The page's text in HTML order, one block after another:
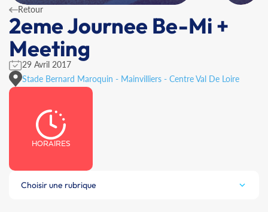
Retour
2eme Journee Be-Mi +
Meeting
29 Avril 2017
Stade Bernard Maroquin - Mainvilliers - Centre Val De Loire
HORAIRES
Choisir une rubrique